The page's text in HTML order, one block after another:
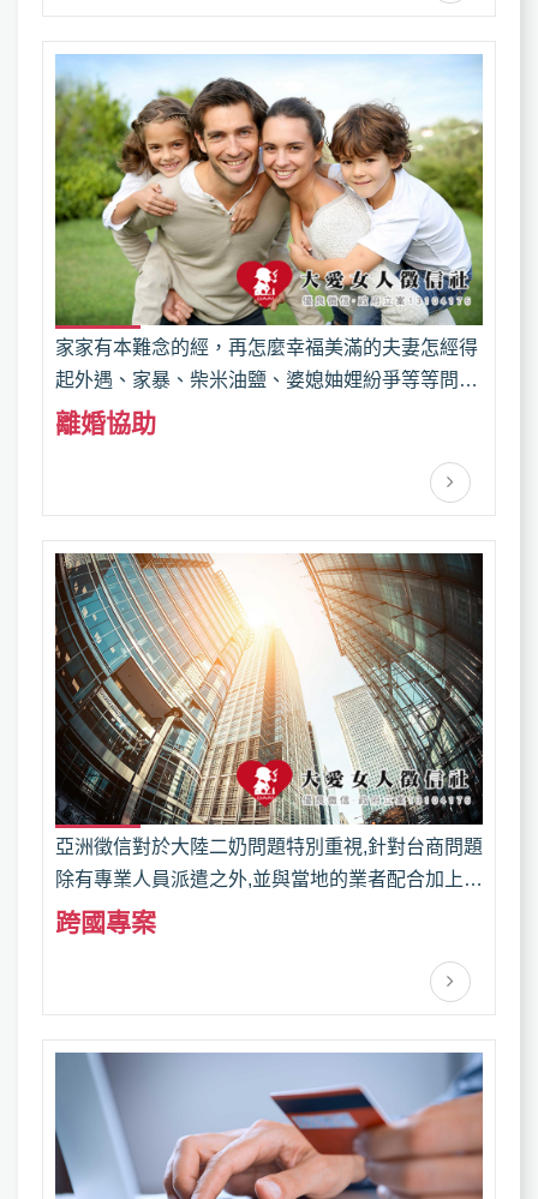
家家有本難念的經，再怎麼幸福美滿的夫妻怎經得
起外遇、家暴、柴米油鹽、婆媳妯娌紛爭等等問題
的折磨；當婚姻不再充滿歡樂笑語，離婚，是還給
題？要怎樣才能離婚？離婚協議書該怎麼寫？
離婚協助
亞洲徵信對於大陸二奶問題特別重視,針對台商問題
除有專業人員派遣之外,並與當地的業者配合加上精
密的蒐證儀器,私家偵探針對案情無往不利,所有的
跨國專案